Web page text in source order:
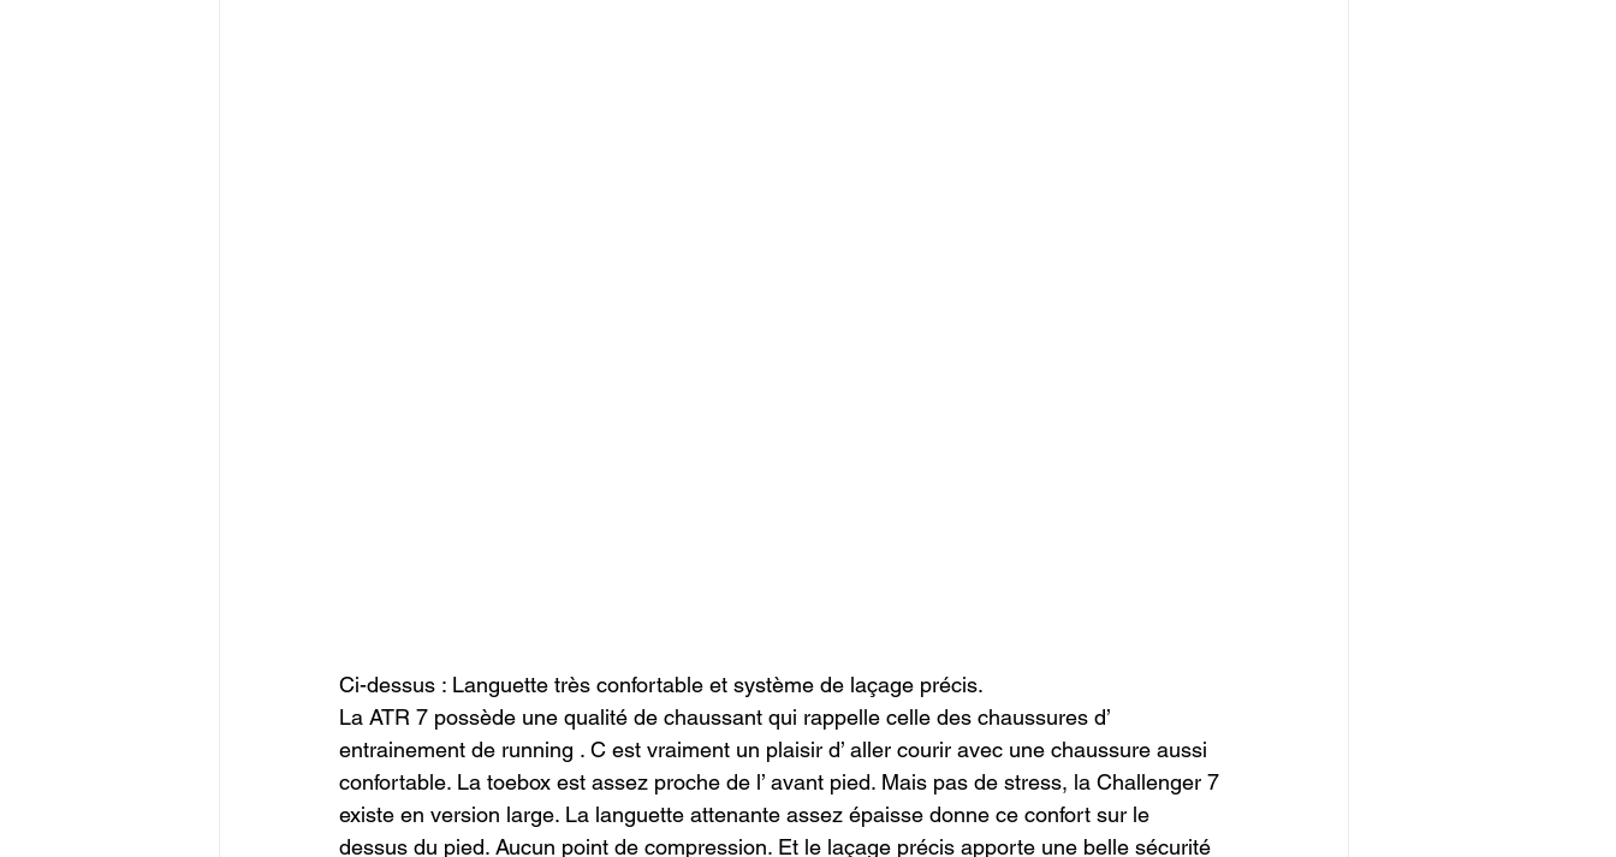
Ci-dessus : Languette très confortable et système de laçage précis.
La ATR 7 possède une qualité de chaussant qui rappelle celle des chaussures d’
entrainement de running . C est vraiment un plaisir d’ aller courir avec une chaussure aussi
confortable. La toebox est assez proche de l’ avant pied. Mais pas de stress, la Challenger 7
existe en version large. La languette attenante assez épaisse donne ce confort sur le
dessus du pied. Aucun point de compression. Et le laçage précis apporte une belle sécurité